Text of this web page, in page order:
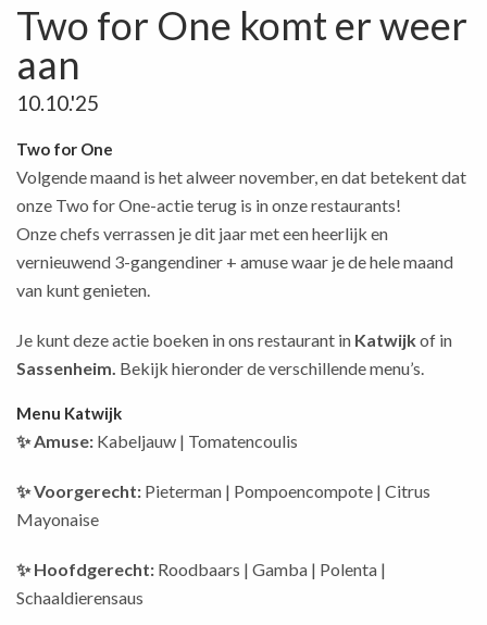
Two for One komt er weer
aan
10.10.'25
Two for One
Volgende maand is het alweer november, en dat betekent dat
onze Two for One-actie terug is in onze restaurants!
Onze chefs verrassen je dit jaar met een heerlijk en
vernieuwend 3-gangendiner + amuse waar je de hele maand
van kunt genieten.
Je kunt deze actie boeken in ons restaurant in Katwijkof in
Sassenheim. Bekijk hieronder de verschillende menu’s.
Menu Katwijk
✨ Amuse: Kabeljauw | Tomatencoulis
✨ Voorgerecht: Pieterman | Pompoencompote | Citrus
Mayonaise
✨ Hoofdgerecht: Roodbaars | Gamba | Polenta |
Schaaldierensaus